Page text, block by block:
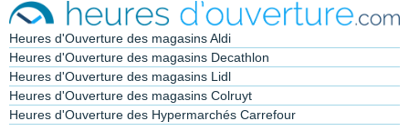
Heures d'Ouverture des magasins Aldi
Heures d'Ouverture des magasins Decathlon
Heures d'Ouverture des magasins Lidl
Heures d'Ouverture des magasins Colruyt
Heures d'Ouverture des Hypermarchés Carrefour